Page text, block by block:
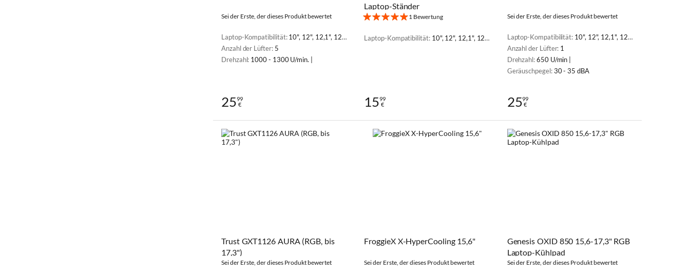
Sei der Erste, der dieses Produkt bewertet
Laptop-Kompatibilität:10", 12", 12,1", 12,5", 13", 13,3", 14", 14,1", 15", 15,4", 15,6", 16", 17", 17,3"
Anzahl der Lüfter: 5
Drehzahl: 1000 - 1300 U/min. |
2599
€
Laptop-Ständer
1 Bewertung
Laptop-Kompatibilität: 10", 12", 12,1", 12,5", 13", 13,3", 14", 14,1", 15", 15,4", 15,6", 16", 17"
1599
€
Sei der Erste, der dieses Produkt bewertet
Laptop-Kompatibilität: 10", 12", 12,1", 12,5", 13", 13,3", 14", 14,1", 15", 15,4", 15,6", 16"
Anzahl der Lüfter: 1
Drehzahl:650 U/min |
Geräuschpegel:30 - 35 dBA
2599
€
Trust GXT1126 AURA (RGB, bis
17,3")
Sei der Erste, der dieses Produkt bewertet
FroggieX X-HyperCooling 15,6"
Sei der Erste, der dieses Produkt bewertet
Genesis OXID 850 15,6-17,3" RGB
Laptop-Kühlpad
Sei der Erste, der dieses Produkt bewertet